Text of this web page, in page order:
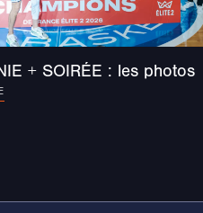
+ SOIRÉE : les photos